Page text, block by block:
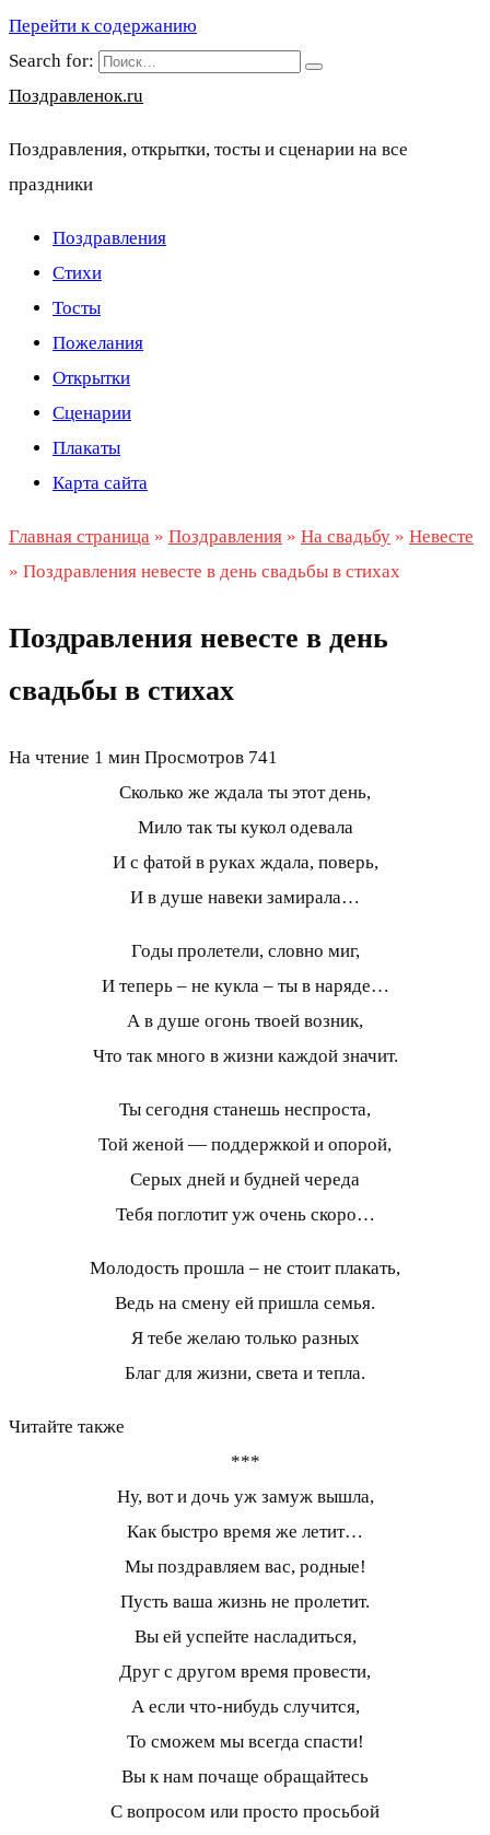
Перейти к содержанию
Search for:
Поздравленок.ru
Поздравления, открытки, тосты и сценарии на все
праздники
Поздравления
Стихи
Тосты
Пожелания
Открытки
Сценарии
Плакаты
Карта сайта
Главная страница » Поздравления » На свадьбу » Невесте
» Поздравления невесте в день свадьбы в стихах
Поздравления невесте в день
свадьбы в стихах
На чтение 1 мин Просмотров 741
Сколько же ждала ты этот день,
Мило так ты кукол одевала
И с фатой в руках ждала, поверь,
И в душе навеки замирала…
Годы пролетели, словно миг,
И теперь – не кукла – ты в наряде…
А в душе огонь твоей возник,
Что так много в жизни каждой значит.
Ты сегодня станешь неспроста,
Той женой — поддержкой и опорой,
Серых дней и будней череда
Тебя поглотит уж очень скоро…
Молодость прошла – не стоит плакать,
Ведь на смену ей пришла семья.
Я тебе желаю только разных
Благ для жизни, света и тепла.
Читайте также
***
Ну, вот и дочь уж замуж вышла,
Как быстро время же летит…
Мы поздравляем вас, родные!
Пусть ваша жизнь не пролетит.
Вы ей успейте насладиться,
Друг с другом время провести,
А если что-нибудь случится,
То сможем мы всегда спасти!
Вы к нам почаще обращайтесь
С вопросом или просто просьбой